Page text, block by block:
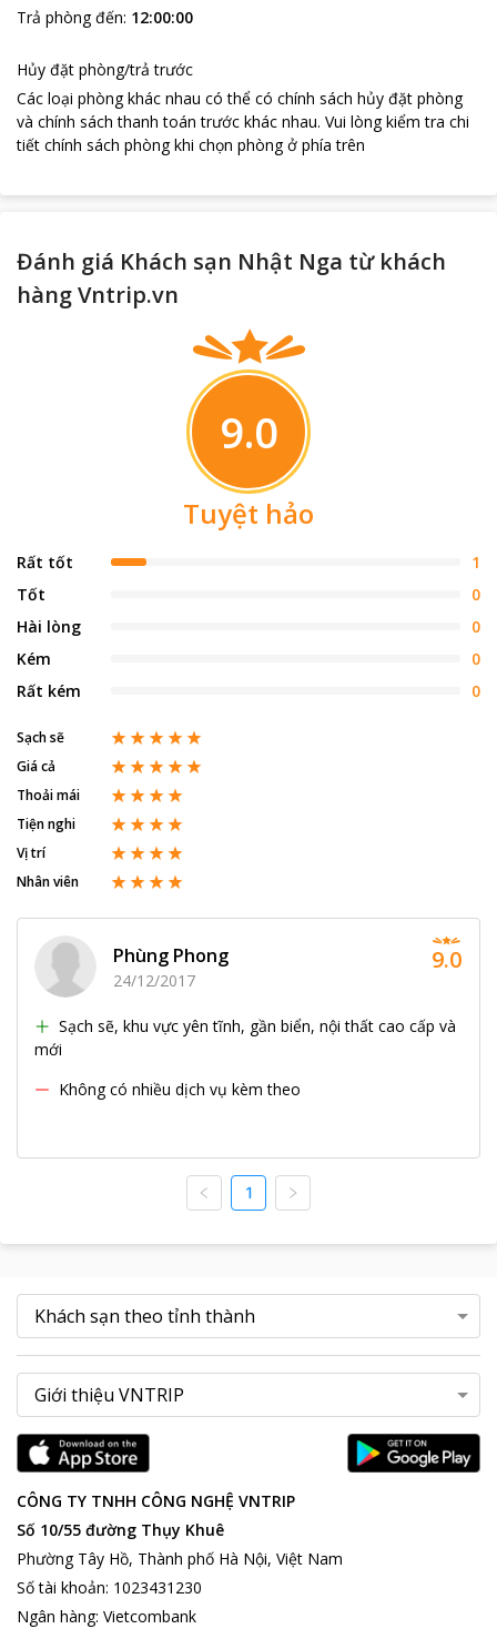
Trả phòng đến: 12:00:00
Hủy đặt phòng/trả trước
Các loại phòng khác nhau có thể có chính sách hủy đặt phòng
và chính sách thanh toán trước khác nhau. Vui lòng kiểm tra chi
tiết chính sách phòng khi chọn phòng ở phía trên
Đánh giá Khách sạn Nhật Nga từ khách
hàng Vntrip.vn
9.0
Tuyệt hảo
Rất tốt
1
Tốt
0
Hài lòng
0
Kém
0
Rất kém
0
Sạch sẽ
Giá cả
Thoải mái
Tiện nghi
Vị trí
Nhân viên
Phùng Phong
24/12/2017
Sạch sẽ, khu vực yên tĩnh, gần biển, nội thất cao cấp và
mới
Không có nhiều dịch vụ kèm theo
9.0
1
CÔNG TY TNHH CÔNG NGHỆ VNTRIP
Số 10/55 đường Thụy Khuê
Phường Tây Hồ, Thành phố Hà Nội, Việt Nam
Số tài khoản: 1023431230
Ngân hàng: Vietcombank